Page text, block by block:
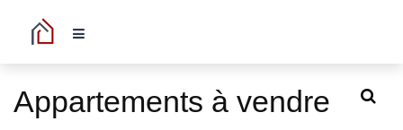
Appartements à vendre